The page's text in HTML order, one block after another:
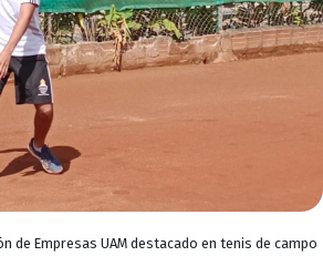
de Empresas UAM destacado en tenis de campo